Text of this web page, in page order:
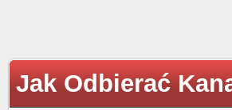
Jak Odbierać